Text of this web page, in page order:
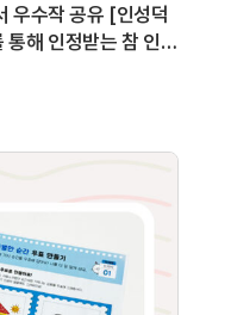
우수작 공유 [인성덕
해 인정받는 참 인